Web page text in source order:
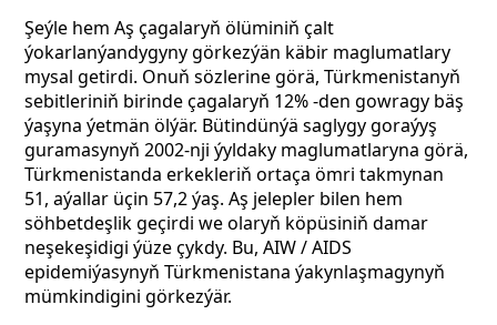
Şeýle hem Aş çagalaryň ölüminiň çalt
ýokarlanýandygyny görkezýän käbir maglumatlary
mysal getirdi. Onuň sözlerine görä, Türkmenistanyň
sebitleriniň birinde çagalaryň 12% -den gowragy bäş
ýaşyna ýetmän ölýär. Bütindünýä saglygy goraýyş
guramasynyň 2002-nji ýyldaky maglumatlaryna görä,
Türkmenistanda erkekleriň ortaça ömri takmynan
51, aýallar üçin 57,2 ýaş. Aş jelepler bilen hem
söhbetdeşlik geçirdi we olaryň köpüsiniň damar
neşekeşidigi ýüze çykdy. Bu, AIW / AIDS
epidemiýasynyň Türkmenistana ýakynlaşmagynyň
mümkindigini görkezýär.